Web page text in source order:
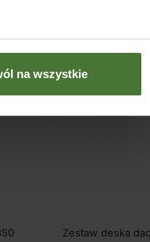
na wszystkie
Zestaw deska